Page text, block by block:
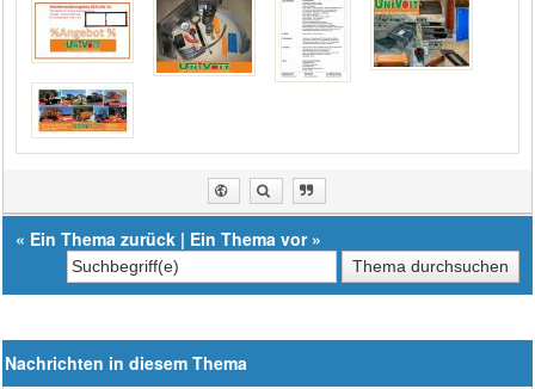
« Ein Thema zurück | Ein Thema vor»
Nachrichten in diesem Thema